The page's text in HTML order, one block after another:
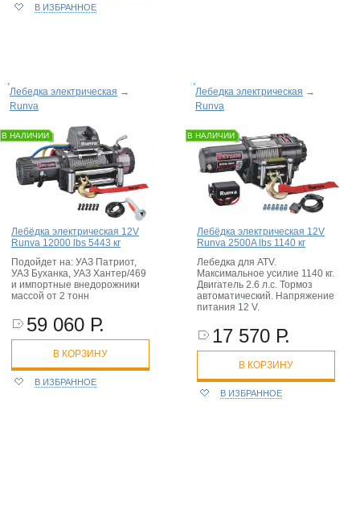
В ИЗБРАННОЕ
Лебедка электрическая →
Runva
В НАЛИЧИИ
Лебёдка электрическая 12V
Runva 12000 lbs 5443 кг
Подойдет на: УАЗ Патриот,
УАЗ Буханка, УАЗ Хантер/469
и импортные внедорожники
массой от 2 тонн
59 060 Р.
В КОРЗИНУ
В ИЗБРАННОЕ
Лебедка электрическая →
Runva
В НАЛИЧИИ
Лебёдка электрическая 12V
Runva 2500A lbs 1140 кг
Лебедка для ATV.
Максимальное усилие 1140 кг.
Двигатель 2.6 л.с. Тормоз
автоматический. Напряжение
питания 12 V.
17 570 Р.
В КОРЗИНУ
В ИЗБРАННОЕ